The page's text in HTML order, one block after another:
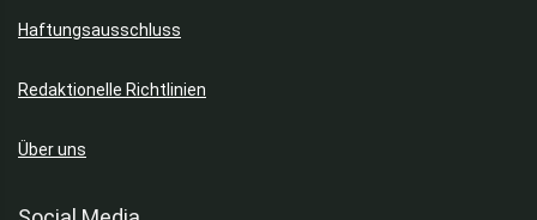
Haftungsausschluss
Redaktionelle Richtlinien
Über uns